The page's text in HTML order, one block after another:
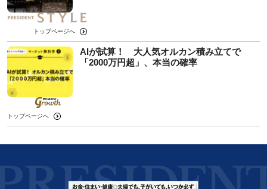
トップページへ
AIが試算！ 大人気オルカン積み立てで
「2000万円超」、本当の確率
トップページへ